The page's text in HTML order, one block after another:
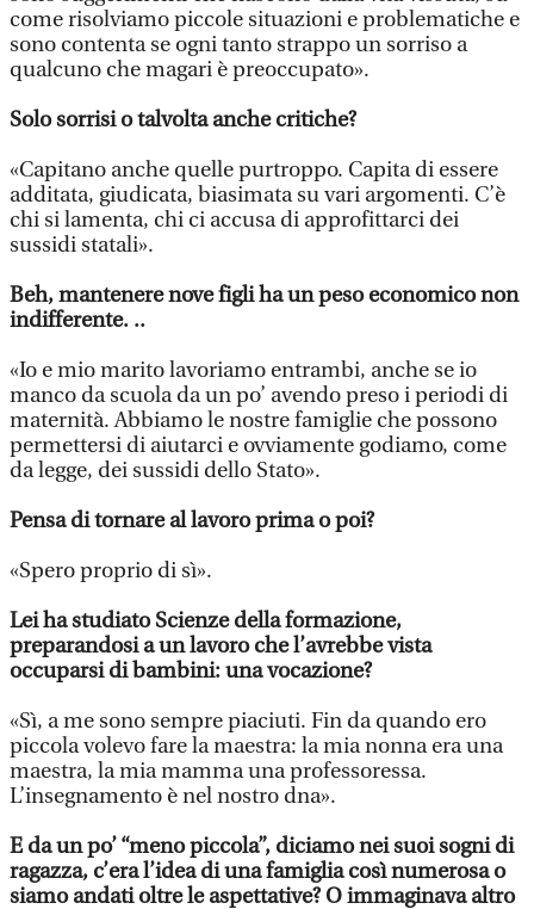
come risolviamo piccole situazioni e problematiche e
sono contenta se ogni tanto strappo un sorriso a
qualcuno che magari è preoccupato».
Solo sorrisi o talvolta anche critiche?
«Capitano anche quelle purtroppo. Capita di essere
additata, giudicata, biasimata su vari argomenti. C’è
chi si lamenta, chi ci accusa di approfittarci dei
sussidi statali».
Beh, mantenere nove figli ha un peso economico non
indifferente. ..
«Io e mio marito lavoriamo entrambi, anche se io
manco da scuola da un po’ avendo preso i periodi di
maternità. Abbiamo le nostre famiglie che possono
permettersi di aiutarci e ovviamente godiamo, come
da legge, dei sussidi dello Stato».
Pensa di tornare al lavoro prima o poi?
«Spero proprio di sì».
Lei ha studiato Scienze della formazione,
preparandosi a un lavoro che l’avrebbe vista
occuparsi di bambini: una vocazione?
«Sì, a me sono sempre piaciuti. Fin da quando ero
piccola volevo fare la maestra: la mia nonna era una
maestra, la mia mamma una professoressa.
L’insegnamento è nel nostro dna».
E da un po’ “meno piccola”, diciamo nei suoi sogni di
ragazza, c’era l’idea di una famiglia così numerosa o
siamo andati oltre le aspettative? O immaginava altro